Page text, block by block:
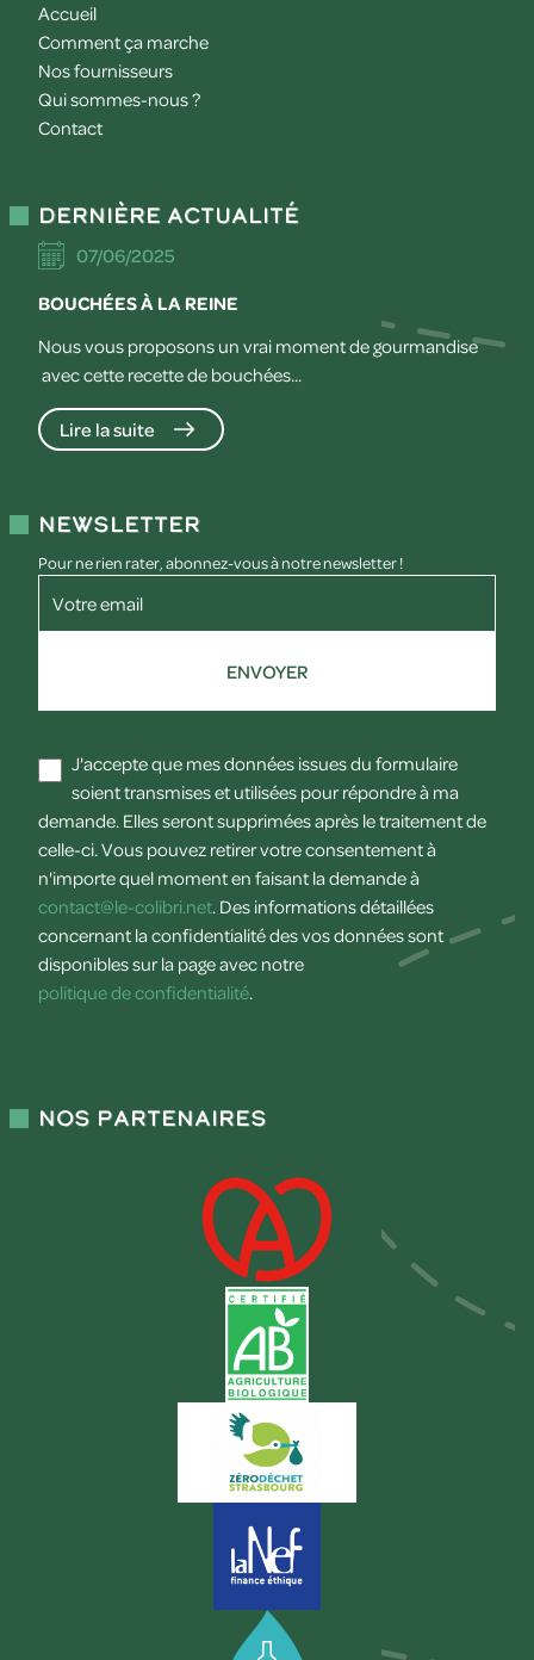
Accueil
Comment ça marche
Nos fournisseurs
Qui sommes-nous ?
Contact
Dernière actualité
07/06/2025
BOUCHÉES À LA REINE
Nous vous proposons un vrai moment de gourmandise
avec cette recette de bouchées...
Lire la suite
Newsletter
Pour ne rien rater, abonnez-vous à notre newsletter !
Votre email
ENVOYER
J'accepte que mes données issues du formulaire
soient transmises et utilisées pour répondre à ma
demande. Elles seront supprimées après le traitement de
celle-ci. Vous pouvez retirer votre consentement à
n'importe quel moment en faisant la demande à
contact@le-colibri.net. Des informations détaillées
concernant la confidentialité des vos données sont
disponibles sur la page avec notre
politique de confidentialité.
Nos partenaires